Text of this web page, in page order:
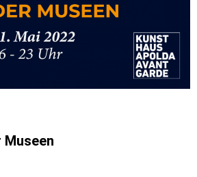
Museen